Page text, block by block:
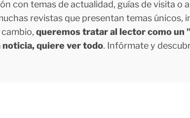
con temas de actualidad, guías de visita o
revistas que presentan temas únicos,
queremos tratar al lector como un
noticia, quiere ver todo. Infórmate y